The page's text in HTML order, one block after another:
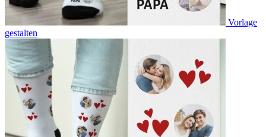
Vorlage
gestalten